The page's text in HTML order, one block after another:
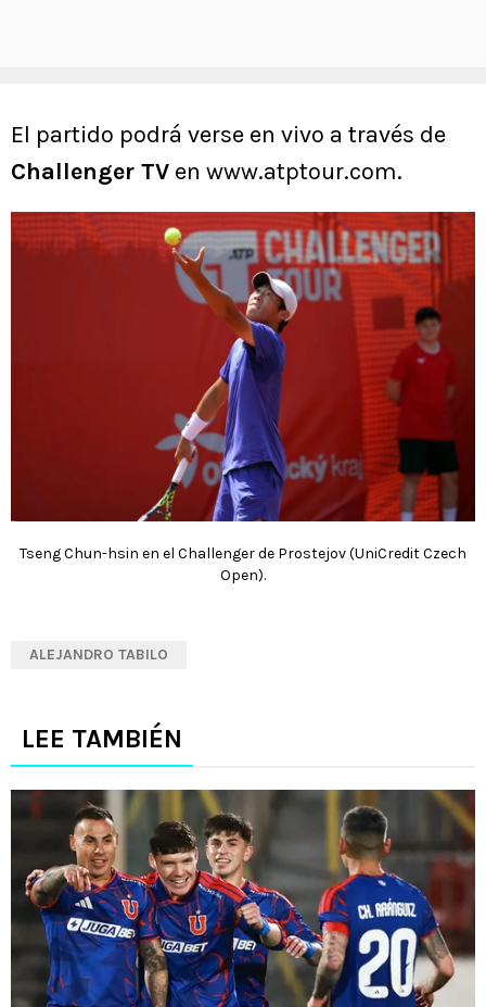
El partido podrá verse en vivo a través de
Challenger TV en www.atptour.com.
Tseng Chun-hsin en el Challenger de Prostejov (UniCredit Czech
Open).
ALEJANDRO TABILO
LEE TAMBIÉN